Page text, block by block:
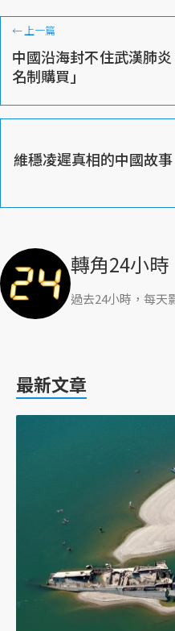
←上一篇
中國沿海封不住武漢肺
名制購買」
維穩凌遲真相的中國故
轉角24小時
過去24小時，每天
最新文章